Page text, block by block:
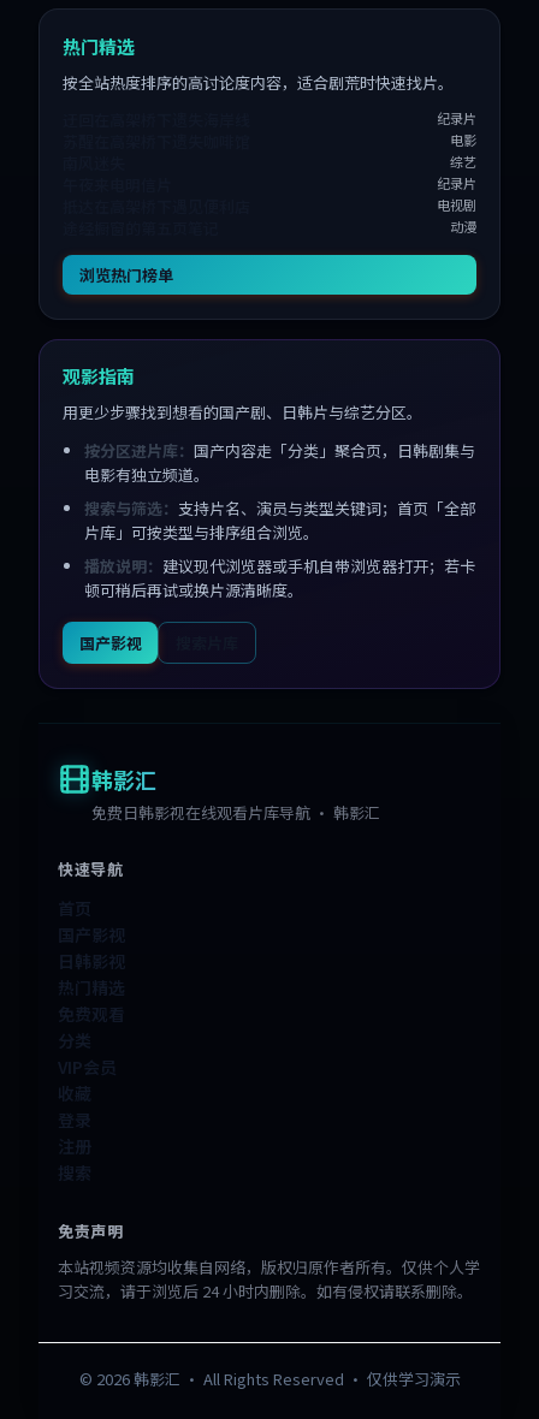
热门精选
按全站热度排序的高讨论度内容，适合剧荒时快速找片。
纪录片
电影
综艺
纪录片
电视剧
动漫
浏览热门榜单
观影指南
用更少步骤找到想看的国产剧、日韩片与综艺分区。
按分区进片库： 国产内容走「分类」聚合页，日韩剧集与
电影有独立频道。
搜索与筛选： 支持片名、演员与类型关键词；首页「全部
片库」可按类型与排序组合浏览。
播放说明： 建议现代浏览器或手机自带浏览器打开；若卡
顿可稍后再试或换片源清晰度。
国产影视
韩影汇
免费日韩影视在线观看片库导航 · 韩影汇
快速导航
首页
国产影视
日韩影视
热门精选
免费观看
分类
VIP会员
收藏
登录
注册
搜索
免责声明
本站视频资源均收集自网络，版权归原作者所有。仅供个人学
习交流，请于浏览后 24 小时内删除。如有侵权请联系删除。
© 2026韩影汇 · All Rights Reserved · 仅供学习演示